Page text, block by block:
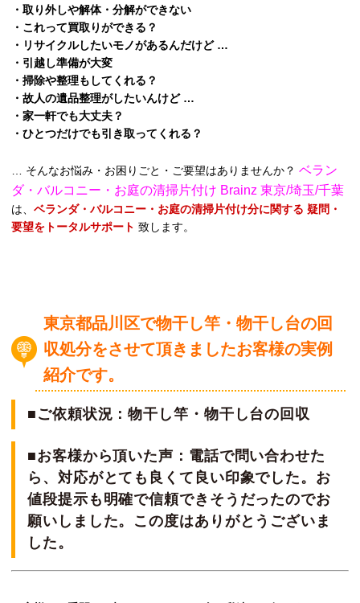
・取り外しや解体・分解ができない
・これって買取りができる？
・リサイクルしたいモノがあるんだけど …
・引越し準備が大変
・掃除や整理もしてくれる？
・故人の遺品整理がしたいんけど …
・家一軒でも大丈夫？
・ひとつだけでも引き取ってくれる？
… そんなお悩み・お困りごと・ご要望はありませんか？ ベラン
ダ・バルコニー・お庭の清掃片付け Brainz 東京/埼玉/千葉
は、 ベランダ・バルコニー・お庭の清掃片付け分に関する 疑問・
要望をトータルサポート 致します。
東京都品川区で物干し竿・物干し台の回
収処分をさせて頂きましたお客様の実例
紹介です。
■ご依頼状況：物干し竿・物干し台の回収
■お客様から頂いた声：電話で問い合わせた
ら、対応がとても良くて良い印象でした。お
値段提示も明確で信頼できそうだったのでお
願いしました。この度はありがとうございま
した。